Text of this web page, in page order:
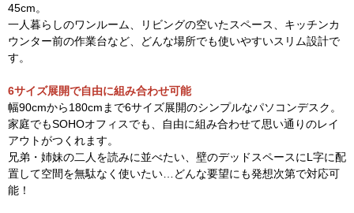
45cm。
一人暮らしのワンルーム、リビングの空いたスペース、キッチンカ
ウンター前の作業台など、どんな場所でも使いやすいスリム設計で
す。
6サイズ展開で自由に組み合わせ可能
幅90cmから180cmまで6サイズ展開のシンプルなパソコンデスク。
家庭でもSOHOオフィスでも、自由に組み合わせて思い通りのレイ
アウトがつくれます。
兄弟・姉妹の二人を読みに並べたい、壁のデッドスペースにL字に配
置して空間を無駄なく使いたい…どんな要望にも発想次第で対応可
能！